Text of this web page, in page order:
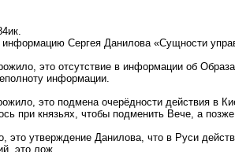
Сергея Данилова «Сущности
это отсутствие в информации об
информации.
это подмена очерёдности действия в
при князьях, чтобы подменить Вече, а
это утверждение Данилова, что в Руси
это лож.